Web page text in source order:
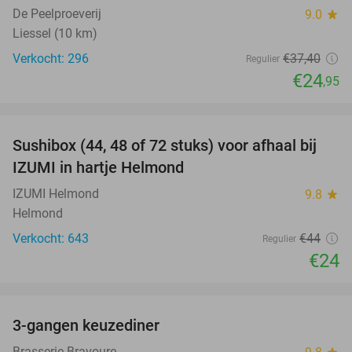
De Peelproeverij 9.0 star
Liessel (10 km)
Verkocht: 296
Regulier €37,40
€24,95
45%
Sushibox (44, 48 of 72 stuks) voor afhaal bij
IZUMI in hartje Helmond
IZUMI Helmond 9.8 star
Helmond
Verkocht: 643
Regulier €44
€24
3-gangen keuzediner